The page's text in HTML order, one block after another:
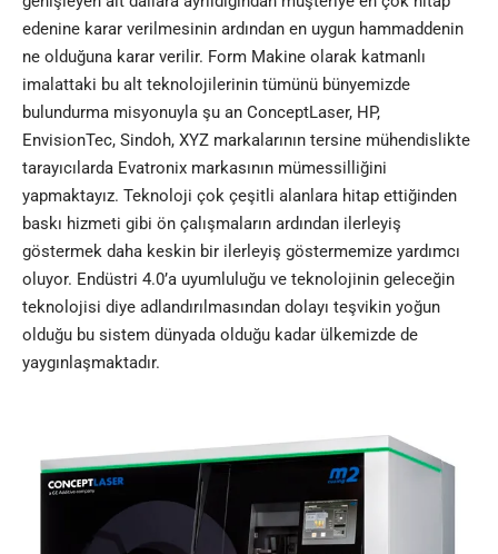
edenine karar verilmesinin ardından en uygun hammaddenin
ne olduğuna karar verilir. Form Makine olarak katmanlı
imalattaki bu alt teknolojilerinin tümünü bünyemizde
bulundurma misyonuyla şu an ConceptLaser, HP,
EnvisionTec, Sindoh, XYZ markalarının tersine mühendislikte
tarayıcılarda Evatronix markasının mümessilliğini
yapmaktayız. Teknoloji çok çeşitli alanlara hitap ettiğinden
baskı hizmeti gibi ön çalışmaların ardından ilerleyiş
göstermek daha keskin bir ilerleyiş göstermemize yardımcı
oluyor. Endüstri 4.0’a uyumluluğu ve teknolojinin geleceğin
teknolojisi diye adlandırılmasından dolayı teşvikin yoğun
olduğu bu sistem dünyada olduğu kadar ülkemizde de
yaygınlaşmaktadır.